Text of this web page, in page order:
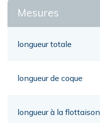
Mesures
longueur totale
longueur de coque
longueur à la flottaison